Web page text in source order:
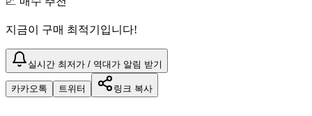
지금이 구매 최적기입니다!
실시간 최저가 / 역대가 알림 받기
카카오톡 트위터 링크 복사